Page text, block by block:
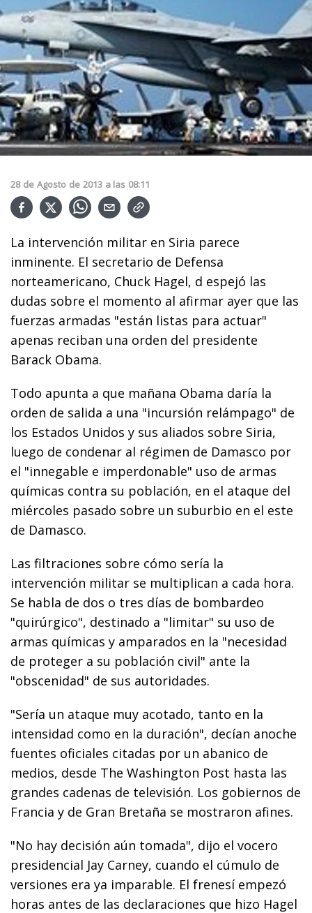
28 de Agosto de 2013 a las 08:11
La intervención militar en Siria parece
inminente. El secretario de Defensa
norteamericano, Chuck Hagel, d espejó las
dudas sobre el momento al afirmar ayer que las
fuerzas armadas "están listas para actuar"
apenas reciban una orden del presidente
Barack Obama.
Todo apunta a que mañana Obama daría la
orden de salida a una "incursión relámpago" de
los Estados Unidos y sus aliados sobre Siria,
luego de condenar al régimen de Damasco por
el "innegable e imperdonable" uso de armas
químicas contra su población, en el ataque del
miércoles pasado sobre un suburbio en el este
de Damasco.
Las filtraciones sobre cómo sería la
intervención militar se multiplican a cada hora.
Se habla de dos o tres días de bombardeo
"quirúrgico", destinado a "limitar" su uso de
armas químicas y amparados en la "necesidad
de proteger a su población civil" ante la
"obscenidad" de sus autoridades.
"Sería un ataque muy acotado, tanto en la
intensidad como en la duración", decían anoche
fuentes oficiales citadas por un abanico de
medios, desde The Washington Post hasta las
grandes cadenas de televisión. Los gobiernos de
Francia y de Gran Bretaña se mostraron afines.
"No hay decisión aún tomada", dijo el vocero
presidencial Jay Carney, cuando el cúmulo de
versiones era ya imparable. El frenesí empezó
horas antes de las declaraciones que hizo Hagel